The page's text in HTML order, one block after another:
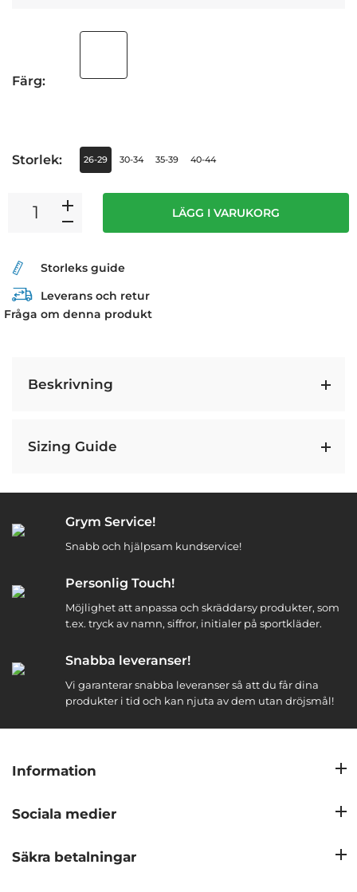
Färg:
Storlek: 26-29 30-34 35-39 40-44
LÄGG I VARUKORG
Storleks guide
Leverans och retur
Fråga om denna produkt
Beskrivning
Sizing Guide
Grym Service!
Snabb och hjälpsam kundservice!
Personlig Touch!
Möjlighet att anpassa och skräddarsy produkter, som
t.ex. tryck av namn, siffror, initialer på sportkläder.
Snabba leveranser!
Vi garanterar snabba leveranser så att du får dina
produkter i tid och kan njuta av dem utan dröjsmål!
Information
Sociala medier
Säkra betalningar